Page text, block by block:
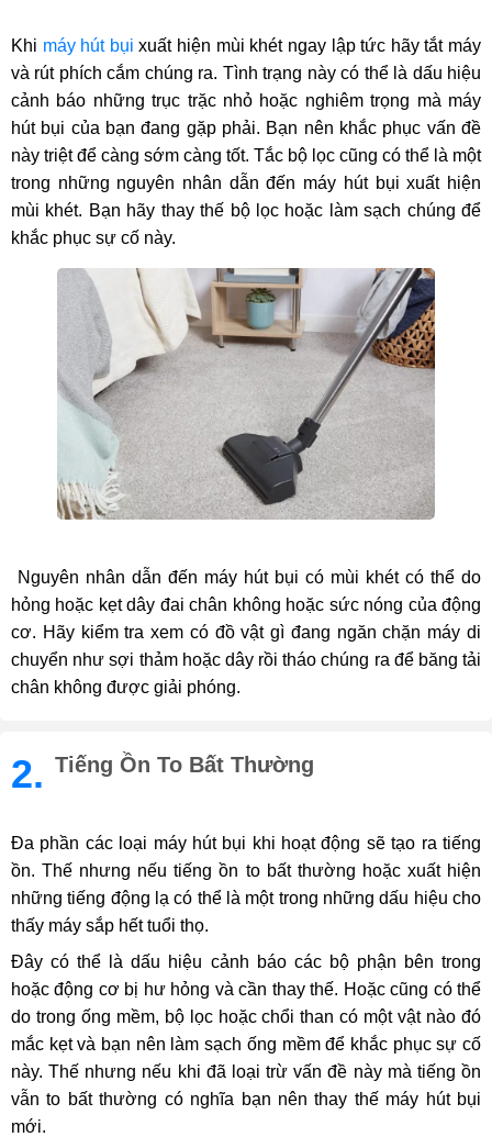
Khi máy hút bụixuất hiện mùi khét ngay lập tức hãy tắt máy
và rút phích cắm chúng ra. Tình trạng này có thể là dấu hiệu
cảnh báo những trục trặc nhỏ hoặc nghiêm trọng mà máy
hút bụi của bạn đang gặp phải. Bạn nên khắc phục vấn đề
này triệt để càng sớm càng tốt. Tắc bộ lọc cũng có thể là một
trong những nguyên nhân dẫn đến máy hút bụi xuất hiện
mùi khét. Bạn hãy thay thế bộ lọc hoặc làm sạch chúng để
khắc phục sự cố này.
Nguyên nhân dẫn đến máy hút bụi có mùi khét có thể do
hỏng hoặc kẹt dây đai chân không hoặc sức nóng của động
cơ. Hãy kiểm tra xem có đồ vật gì đang ngăn chặn máy di
chuyển như sợi thảm hoặc dây rồi tháo chúng ra để băng tải
chân không được giải phóng.
2. Tiếng Ồn To Bất Thường
Đa phần các loại máy hút bụi khi hoạt động sẽ tạo ra tiếng
ồn. Thế nhưng nếu tiếng ồn to bất thường hoặc xuất hiện
những tiếng động lạ có thể là một trong những dấu hiệu cho
thấy máy sắp hết tuổi thọ.
Đây có thể là dấu hiệu cảnh báo các bộ phận bên trong
hoặc động cơ bị hư hỏng và cần thay thế. Hoặc cũng có thể
do trong ống mềm, bộ lọc hoặc chổi than có một vật nào đó
mắc kẹt và bạn nên làm sạch ống mềm để khắc phục sự cố
này. Thế nhưng nếu khi đã loại trừ vấn đề này mà tiếng ồn
vẫn to bất thường có nghĩa bạn nên thay thế máy hút bụi
mới.